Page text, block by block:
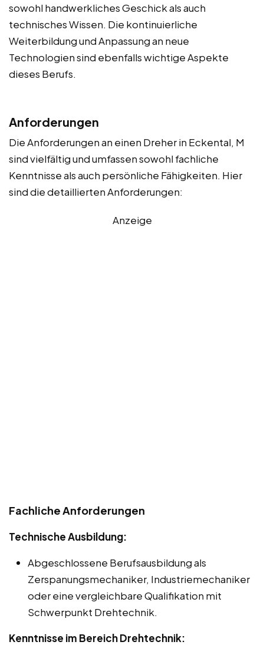
sowohl handwerkliches Geschick als auch
technisches Wissen. Die kontinuierliche
Weiterbildung und Anpassung an neue
Technologien sind ebenfalls wichtige Aspekte
dieses Berufs.
Anforderungen
Die Anforderungen an einen Dreher in Eckental, M
sind vielfältig und umfassen sowohl fachliche
Kenntnisse als auch persönliche Fähigkeiten. Hier
sind die detaillierten Anforderungen:
Anzeige
Fachliche Anforderungen
Technische Ausbildung:
Abgeschlossene Berufsausbildung als
Zerspanungsmechaniker, Industriemechaniker
oder eine vergleichbare Qualifikation mit
Schwerpunkt Drehtechnik.
Kenntnisse im Bereich Drehtechnik: